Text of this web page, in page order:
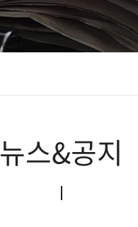
뉴스&공지